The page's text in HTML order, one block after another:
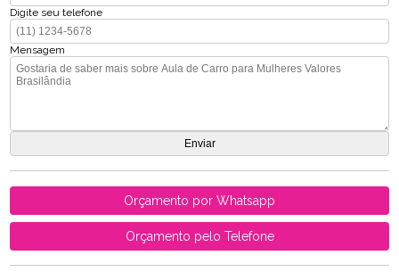
Digite seu telefone
Mensagem
Orçamento por Whatsapp
Orçamento pelo Telefone